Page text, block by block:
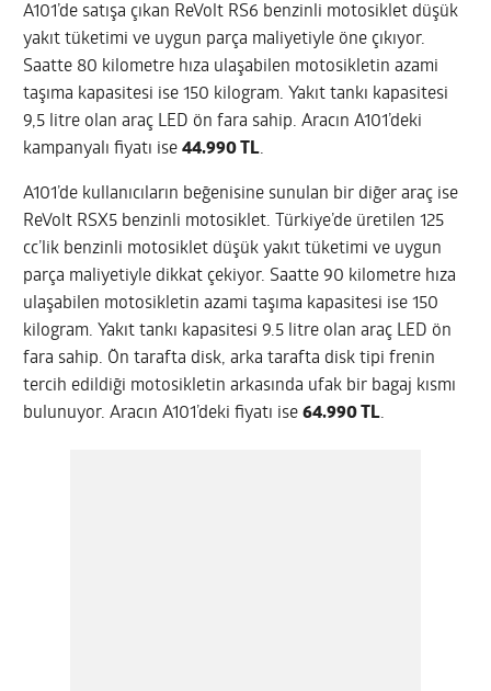
A101’de satışa çıkan ReVolt RS6 benzinli motosiklet düşük
yakıt tüketimi ve uygun parça maliyetiyle öne çıkıyor.
Saatte 80 kilometre hıza ulaşabilen motosikletin azami
taşıma kapasitesi ise 150 kilogram. Yakıt tankı kapasitesi
9,5 litre olan araç LED ön fara sahip. Aracın A101’deki
kampanyalı fiyatı ise44.990 TL.
A101’de kullanıcıların beğenisine sunulan bir diğer araç ise
ReVolt RSX5 benzinli motosiklet. Türkiye’de üretilen 125
cc’lik benzinli motosiklet düşük yakıt tüketimi ve uygun
parça maliyetiyle dikkat çekiyor. Saatte 90 kilometre hıza
ulaşabilen motosikletin azami taşıma kapasitesi ise 150
kilogram. Yakıt tankı kapasitesi 9.5 litre olan araç LED ön
fara sahip. Ön tarafta disk, arka tarafta disk tipi frenin
tercih edildiği motosikletin arkasında ufak bir bagaj kısmı
bulunuyor. Aracın A101’deki fiyatı ise64.990 TL.